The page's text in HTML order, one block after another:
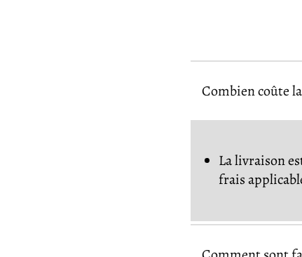
Combien coûte
La livraison
frais